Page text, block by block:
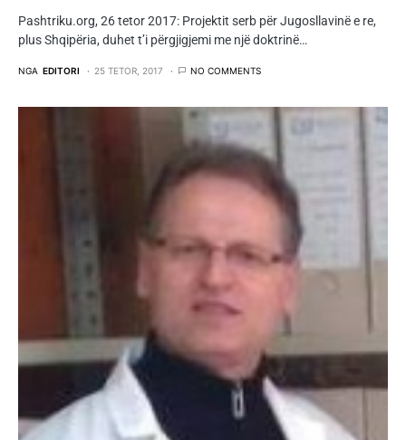
Pashtriku.org, 26 tetor 2017: Projektit serb për Jugosllavinë e re,
plus Shqipëria, duhet t’i përgjigjemi me një doktrinë…
NGA EDITORI 25 TETOR, 2017 NO COMMENTS